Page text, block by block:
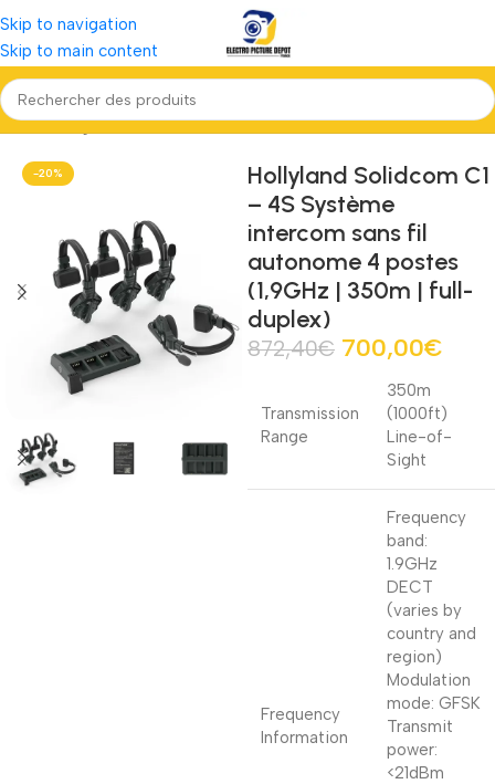
Skip to navigation
Skip to main content
Accueil Régie, Post Production \& Diffusion Communication
-20%
Hollyland Solidcom C1
– 4S Système
intercom sans fil
autonome 4 postes
(1,9GHz | 350m | full-
duplex)
872,40€ 700,00€
Transmission
Range
350m
(1000ft)
Line-of-
Sight
Frequency
Information
Frequency
band:
1.9GHz
DECT
(varies by
country and
region)
Modulation
mode: GFSK
Transmit
power:
<21dBm